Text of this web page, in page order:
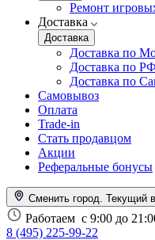
Ремонт
Доставка
Доставка
Доставка по
Доставка по
Доставка по
Самовывоз
Оплата
Trade-in
Стать продавцом
Акции
Реферальные бонусы
Сменить город. Текущий
Работаем с 9:00 до
8 (495) 225-99-22